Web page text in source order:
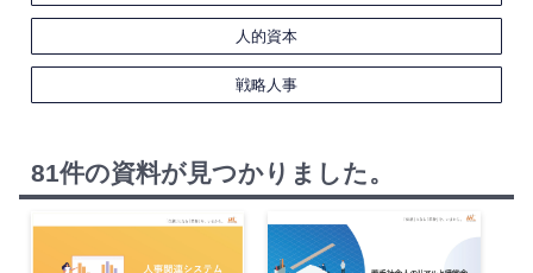
人的資本
戦略人事
81件の資料が見つかりました。